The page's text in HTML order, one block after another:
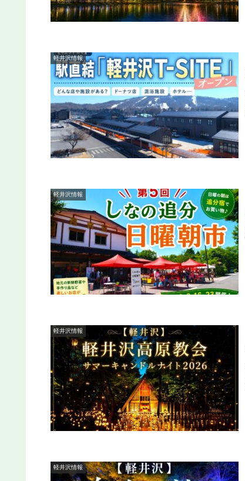
軽井沢情報
軽井沢情報
軽井沢情報
軽井沢情報